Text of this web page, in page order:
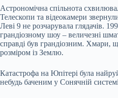
Астрономічна спільнота
Телескопи та відеокамери
Леві 9 не розчарувала глядачів.
грандіозному шоу – величезні
справді був грандіозним. Хмари,
розміром із Землю.
Катастрофа на Юпітері була
небудь баченим у Сонячній